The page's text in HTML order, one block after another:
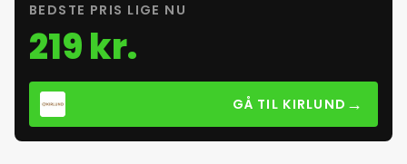
BEDSTE PRIS LIGE NU
219 kr.
GÅ TIL KIRLUND →